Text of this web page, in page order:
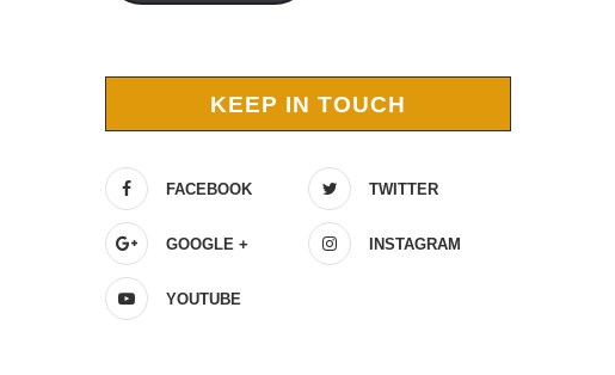
KEEP IN TOUCH
FACEBOOK TWITTER
GOOGLE + INSTAGRAM
YOUTUBE